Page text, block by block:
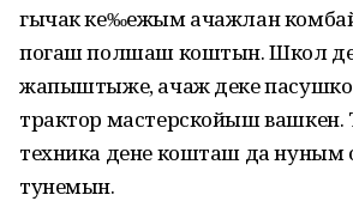
гычак ке‰ежым ачажлан
погаш полшаш коштын. Школ
жапыштыже, ачаж деке
трактор мастерскойыш вашкен.
техника дене кошташ да
тунемын.